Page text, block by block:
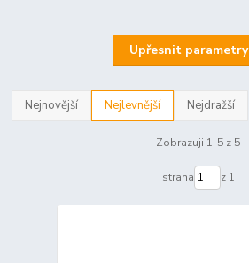
Upřesnit parametry
Nejnovější Nejlevnější Nejdražší
Zobrazuji 1-5 z 5
strana z 1